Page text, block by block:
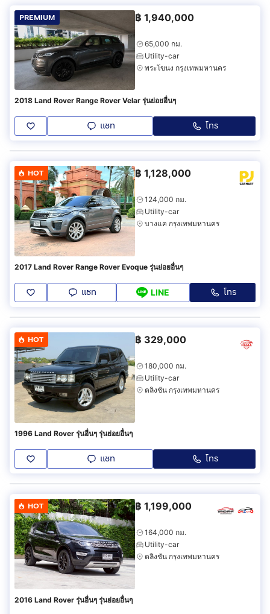
PREMIUM ฿ 1,940,000
65,000 กม.
Utility-car
พระโขนง กรุงเทพมหานคร
2018 Land Rover Range Rover Velar รุ่นย่อยอื่นๆ
แชท โทร
HOT ฿ 1,128,000
124,000 กม.
Utility-car
บางแค กรุงเทพมหานคร
2017 Land Rover Range Rover Evoque รุ่นย่อยอื่นๆ
แชท LINE โทร
HOT ฿ 329,000
180,000 กม.
Utility-car
ตลิ่งชัน กรุงเทพมหานคร
1996 Land Rover รุ่นอื่นๆ รุ่นย่อยอื่นๆ
แชท โทร
HOT ฿ 1,199,000
164,000 กม.
Utility-car
ตลิ่งชัน กรุงเทพมหานคร
2016 Land Rover รุ่นอื่นๆ รุ่นย่อยอื่นๆ